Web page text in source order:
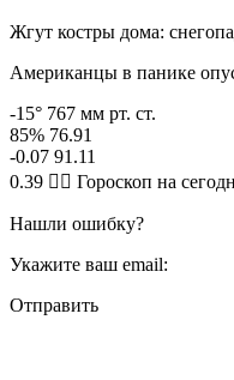
Жгут костры дома:
Американцы в панике
-15° 767 мм рт. ст.
85% 76.91
-0.07 91.11
0.39 🧙‍♀ Гороскоп на
Нашли ошибку?
Укажите ваш email:
Отправить